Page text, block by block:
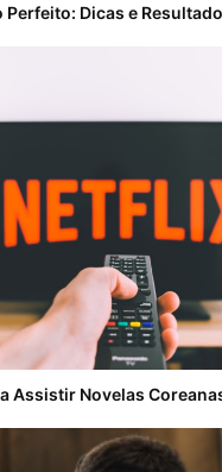
Perfeito: Dicas e
Assistir Novelas